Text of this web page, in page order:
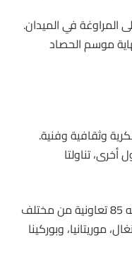
المراوغة في الميدان.
موسم الحصاد
وثقافية وفنية.
تناولتا
كما أُقيم معرض كبير للمنتجات الفلاحية والصناعات التقليدية، شاركت فيه 85 تعاونية من مختلف
موريتانيا، وبوركينا